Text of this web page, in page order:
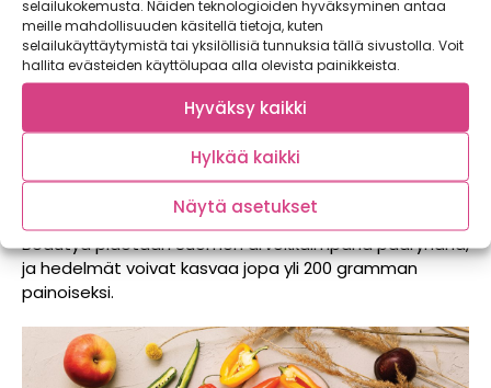
selailukokemusta. Näiden teknologioiden hyväksyminen antaa
meille mahdollisuuden käsitellä tietoja, kuten
selailukäyttäytymistä tai yksilöllisiä tunnuksia tällä sivustolla. Voit
hallita evästeiden käyttölupaa alla olevista painikkeista.
Hyväksy kaikki
Hylkää kaikki
Näytä asetukset
Hedelmä on klassisen päärynän muotoinen, ja
maultaan erinomainen. Tohtorin Päärynä on
menestynyt kotimaisten päärynöiden
makuvertailuissa hyvin.
Flemish Beauty – Vyöhyke I
Erittäin vanha, kaunis ja suurikokoinen lajike. Kuori on
punertavanruskea, ja maku on todella herkullinen.
Hedelmät kypsyvät myöhään syyskuussa. Flemish
Beautyä pidetään Suomen arvokkaimpana päärynänä,
ja hedelmät voivat kasvaa jopa yli 200 gramman
painoiseksi.